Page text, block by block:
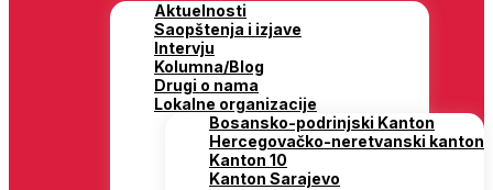
Aktuelnosti
Saopštenja i izjave
Intervju
Kolumna/Blog
Drugi o nama
Lokalne organizacije
Bosansko-podrinjski Kanton
Hercegovačko-neretvanski kanton
Kanton 10
Kanton Sarajevo